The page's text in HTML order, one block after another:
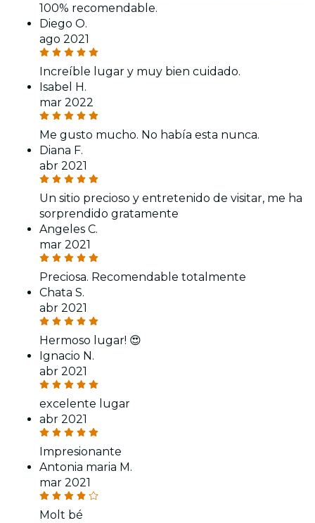
100% recomendable.
Diego O.
ago 2021
Increíble lugar y muy bien cuidado.
Isabel H.
mar 2022
Me gusto mucho. No había esta nunca.
Diana F.
abr 2021
Un sitio precioso y entretenido de visitar, me ha
sorprendido gratamente
Angeles C.
mar 2021
Preciosa. Recomendable totalmente
Chata S.
abr 2021
Hermoso lugar! 😍
Ignacio N.
abr 2021
excelente lugar
abr 2021
Impresionante
Antonia maria M.
mar 2021
Molt bé